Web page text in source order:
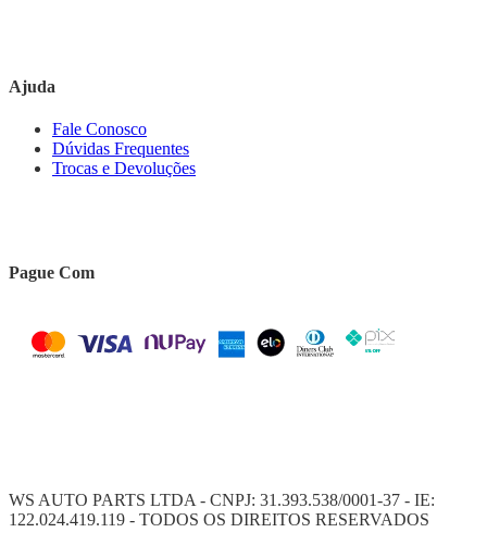
Ajuda
Fale Conosco
Dúvidas Frequentes
Trocas e Devoluções
Pague Com
WS AUTO PARTS LTDA - CNPJ: 31.393.538/0001-37 - IE:
122.024.419.119 - TODOS OS DIREITOS RESERVADOS